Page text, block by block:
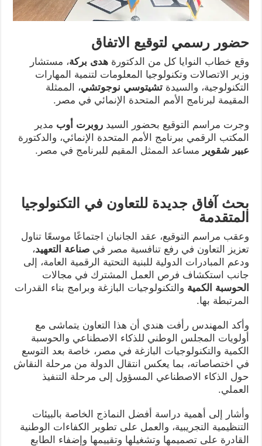
حضور رسمي لتوقيع الاتفاق
وقع خطاب النوايا كل من الدكتورة هدى بركة، مستشار
وزير الاتصالات وتكنولوجيا المعلومات لتنمية المهارات
التكنولوجية، والسيدة تشيتوسي نوجوتشي، الممثلة
المقيمة لبرنامج الأمم المتحدة الإنمائي في مصر.
وجرت مراسم التوقيع بحضور السيد روبرت أوبمدير
المكتب الرقمي ببرنامج الأمم المتحدة الإنمائي، والدكتورة
عبير شقوير مساعد الممثل المقيم للبرنامج في مصر.
بحث آفاق جديدة للتعاون في التكنولوجيا
المتقدمة
وعقب مراسم التوقيع، عقد الجانبان اجتماعًا موسعًا تناول
تعزيز التعاون في رفع تنافسية مصر في صناعة التعهيد،
ودعم المبادرات الدولية للبنية التحتية الرقمية العامة، إلى
جانب استكشاف فرص العمل المشترك في مجالات
الحوسبة الكميةوالتكنولوجيات البازغة وبرامج بناء القدرات
المرتبطة بها.
وأكد المهندس رأفت هندي أن هذا التعاون يتماشى مع
أولويات المجلس الوطني للذكاء الاصطناعي والحوسبة
الكمية والتكنولوجيات البازغة في مصر، خاصة بعد التوسع
في اختصاصاته، بما يعكس انتقال الدولة من مرحلة النقاش
حول الذكاء الاصطناعي المسؤول إلى مرحلة التنفيذ
العملي.
وأشار إلى أهمية دراسة أفضل النماذج الخاصة بالبيئات
التنظيمية التجريبية، والعمل على تطوير الكفاءات الوطنية
القادرة على تصميمها وتشغيلها وتقييمها وإضفاء الطابع